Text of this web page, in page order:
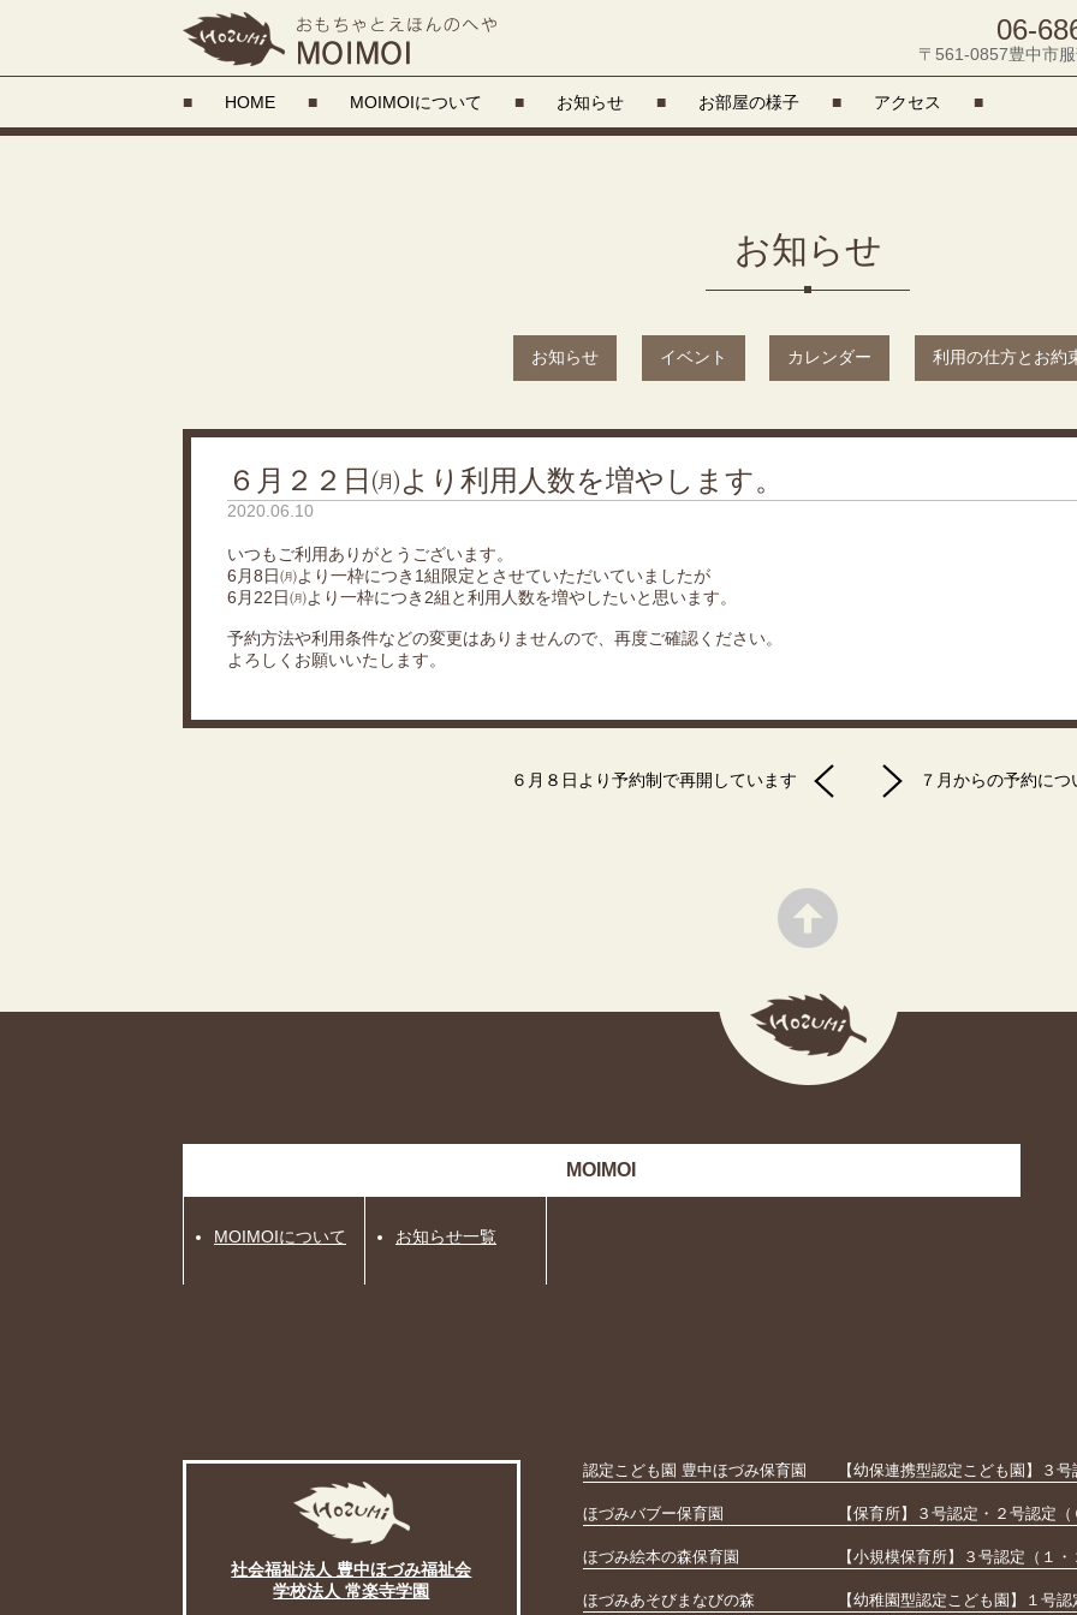
06-
〒561-0857豊中市
■ HOME ■ MOIMOIについて ■ お知らせ ■ お部屋の様子 ■ アクセス ■
お知らせ
お知らせ イベント カレンダー 利用の仕方とお約
６月２２日㈪より利用人数を増やします。
2020.06.10
いつもご利用ありがとうございます。
6月8日㈪より一枠につき1組限定とさせていただいていましたが
6月22日㈪より一枠につき2組と利用人数を増やしたいと思います。
予約方法や利用条件などの変更はありませんので、再度ご確認ください。
よろしくお願いいたします。
６月８日より予約制で再開しています ７月からの予約につ
MOIMOI
MOIMOIについて お知らせ一覧
社会福祉法人 豊中ほづみ福祉会
学校法人 常楽寺学園
認定こども園 豊中ほづみ保育園 【幼保連携型認定こども園】３
ほづみバブー保育園 【保育所】３号認定・２号認定
ほづみ絵本の森保育園 【小規模保育所】３号認定（１
ほづみあそびまなびの森 【幼稚園型認定こども園】１号